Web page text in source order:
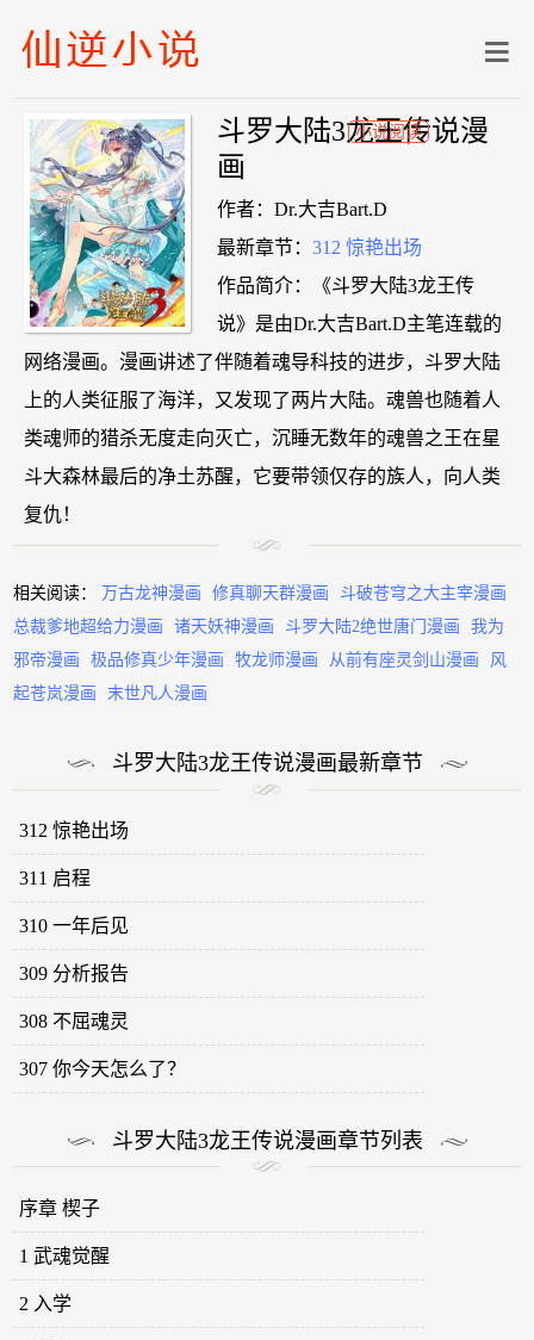
小说阅读
斗罗大陆3龙王传说漫
画
作者：Dr.大吉Bart.D
最新章节：312 惊艳出场
作品简介：《斗罗大陆3龙王传
说》是由Dr.大吉Bart.D主笔连载的
网络漫画。漫画讲述了伴随着魂导科技的进步，斗罗大陆
上的人类征服了海洋，又发现了两片大陆。魂兽也随着人
类魂师的猎杀无度走向灭亡，沉睡无数年的魂兽之王在星
斗大森林最后的净土苏醒，它要带领仅存的族人，向人类
复仇！
相关阅读： 万古龙神漫画 修真聊天群漫画
斗破苍穹之大主宰漫画
总裁爹地超给力漫画
诸天妖神漫画 斗罗大陆2绝世唐门漫画
我为
邪帝漫画
极品修真少年漫画 牧龙师漫画 从前有座灵剑山漫画
风
起苍岚漫画
末世凡人漫画
斗罗大陆3龙王传说漫画最新章节
312 惊艳出场
311 启程
310 一年后见
309 分析报告
308 不屈魂灵
307 你今天怎么了？
斗罗大陆3龙王传说漫画章节列表
序章 楔子
1 武魂觉醒
2 入学